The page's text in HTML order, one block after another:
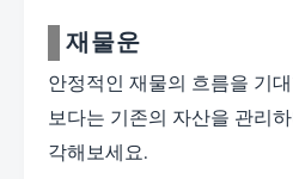
재물운
안정적인 재물의 흐름을 기
보다는 기존의 자산을 관리
각해보세요.